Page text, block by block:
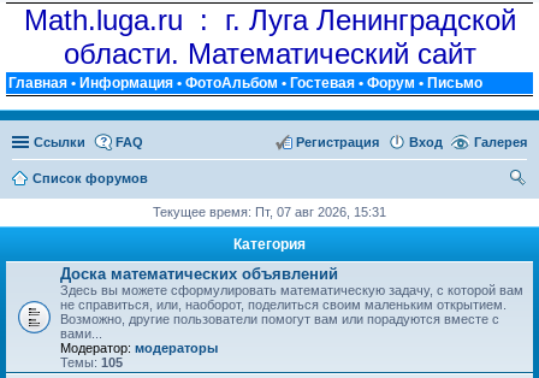
Math.luga.ru : г. Луга Ленинградской
области. Математический сайт
Главная • Информация • ФотоАльбом • Гостевая • Форум • Письмо
Ссылки Галерея
FAQ Вход
Регистрация
Список форумов
Текущее время: Пт, 07 авг 2026, 15:31
Категория
Доска математических объявлений
Здесь вы можете сформулировать математическую задачу, с которой вам
не справиться, или, наоборот, поделиться своим маленьким открытием.
Возможно, другие пользователи помогут вам или порадуются вместе с
вами...
Модератор: модераторы
Темы: 105